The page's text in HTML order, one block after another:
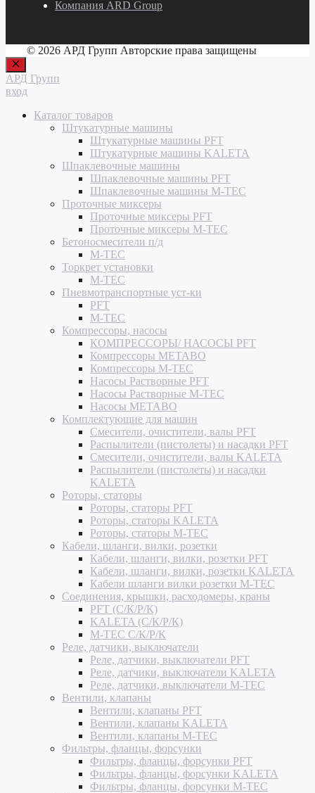
Компания ARD Group
© 2026 АРД Групп Авторские права защищены
Закрыть
АРД Групп
вход
Каталог товаров
Штукатурные машины
Штукатурные машины PFT
Штукатурные машины KALETA
Шпаклевочные машины
Шпаклевочные машины PFT
Шпаклевочные машины M-TEC
Проточные миксеры
Проточные миксеры PFT
Проточные миксеры M-TEC
Бетоносмесители п/д
M-TEC
Торкрет установки
M-TEC
Пневмотранспортные уст-ки
PFT
M-TEC
Компрессоры, насосы
КОМПРЕССОРЫ/ НАСОСЫ PFT
Компрессоры METABO
Компрессоры M-TEC
Насосы Растворные PFT
Насосы Растворные M-TEC
Насосы METABO
Комплектующие для машин
Смесители, очистители, валы PFT
Распылители (пистолеты) и насадки PFT
Смесители, очистители, валы KALETA
Распылители (пистолеты) и насадки
KALETA
Роторы, статоры
Роторы, статоры PFT
Роторы, статоры KALETA
Роторы, статоры M-TEC
Кабели, шланги, вилки, розетки
Кабели, шланги, вилки, розетки PFT
Кабели, шланги, вилки, розетки KALETA
Кабели шланги вилки розетки M-TEC
Соединения, крышки, расходомеры, краны
PFT (С/К/Р/К)
KALETA (С/К/Р/К)
M-TEC С/К/Р/К
Реле, датчики, выключатели
Реле, датчики, выключатели PFT
Реле, датчики, выключатели KALETA
Реле, датчики, выключатели M-TEC
Вентили, клапаны
Вентили, клапаны PFT
Вентили, клапаны KALETA
Вентили, клапаны M-TEC
Фильтры, фланцы, форсунки
Фильтры, фланцы, форсунки PFT
Фильтры, фланцы, форсунки KALETA
Фильтры, фланцы, форсунки M-TEC